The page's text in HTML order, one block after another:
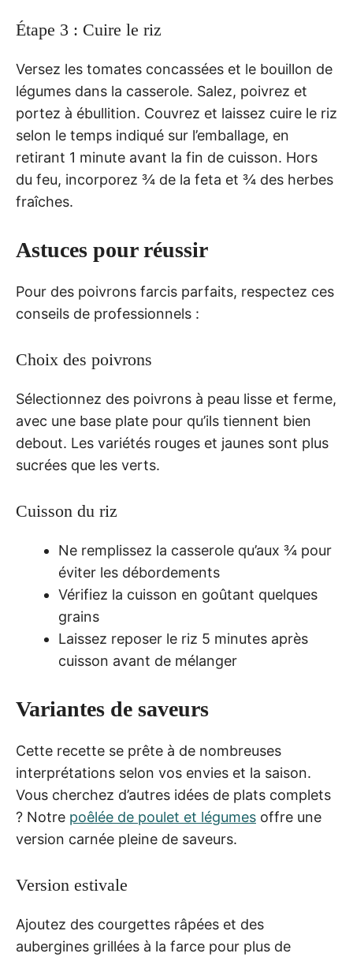
Étape 3 : Cuire le riz
Versez les tomates concassées et le bouillon de
légumes dans la casserole. Salez, poivrez et
portez à ébullition. Couvrez et laissez cuire le riz
selon le temps indiqué sur l’emballage, en
retirant 1 minute avant la fin de cuisson. Hors
du feu, incorporez ¾ de la feta et ¾ des herbes
fraîches.
Astuces pour réussir
Pour des poivrons farcis parfaits, respectez ces
conseils de professionnels :
Choix des poivrons
Sélectionnez des poivrons à peau lisse et ferme,
avec une base plate pour qu’ils tiennent bien
debout. Les variétés rouges et jaunes sont plus
sucrées que les verts.
Cuisson du riz
Ne remplissez la casserole qu’aux ¾ pour
éviter les débordements
Vérifiez la cuisson en goûtant quelques
grains
Laissez reposer le riz 5 minutes après
cuisson avant de mélanger
Variantes de saveurs
Cette recette se prête à de nombreuses
interprétations selon vos envies et la saison.
Vous cherchez d’autres idées de plats complets
? Notre poêlée de poulet et légumes offre une
version carnée pleine de saveurs.
Version estivale
Ajoutez des courgettes râpées et des
aubergines grillées à la farce pour plus de